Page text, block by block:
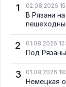
1
02.08.2026
В Рязани
2 01.08.2026
Под
3 01.08.2026
Немецкая